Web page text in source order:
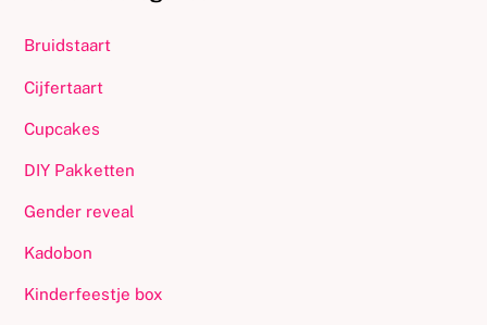
Bruidstaart
Cijfertaart
Cupcakes
DIY Pakketten
Gender reveal
Kadobon
Kinderfeestje box